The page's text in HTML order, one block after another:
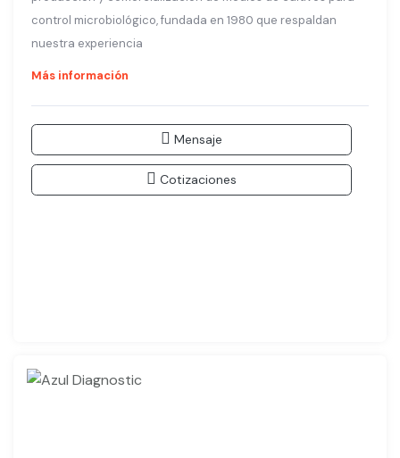
control microbiológico, fundada en 1980 que respaldan
nuestra experiencia
Más información
Mensaje
Cotizaciones